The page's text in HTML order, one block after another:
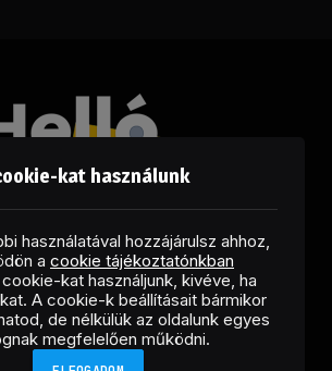
FacebookLinkedInX
(Twitter)
RSS
kat használunk
használatával hozzájárulsz ahhoz,
a cookie tájékoztatónkban
kat használjunk, kivéve, ha
A cookie-k beállításait bármikor
de nélkülük az oldalunk egyes
megfelelően működni.